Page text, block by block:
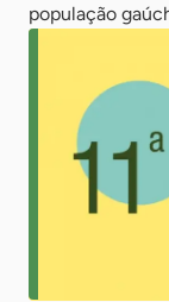
população